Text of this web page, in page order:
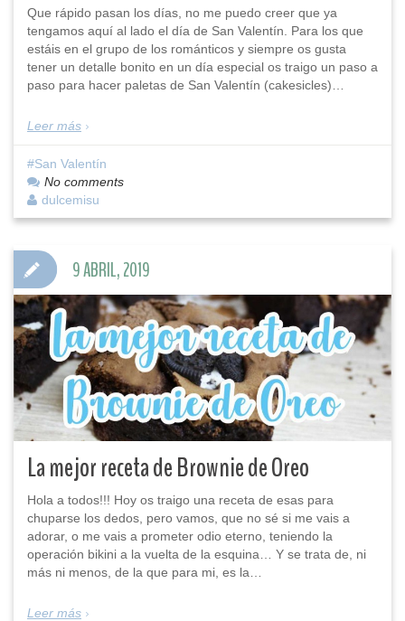
Que rápido pasan los días, no me puedo creer que ya
tengamos aquí al lado el día de San Valentín. Para los que
estáis en el grupo de los románticos y siempre os gusta
tener un detalle bonito en un día especial os traigo un paso a
paso para hacer paletas de San Valentín (cakesicles)…
Leer más
San Valentín
No comments
dulcemisu
La mejor receta de Brownie de Oreo
Hola a todos!!! Hoy os traigo una receta de esas para
chuparse los dedos, pero vamos, que no sé si me vais a
adorar, o me vais a prometer odio eterno, teniendo la
operación bikini a la vuelta de la esquina… Y se trata de, ni
más ni menos, de la que para mi, es la…
Leer más
9 ABRIL, 2019